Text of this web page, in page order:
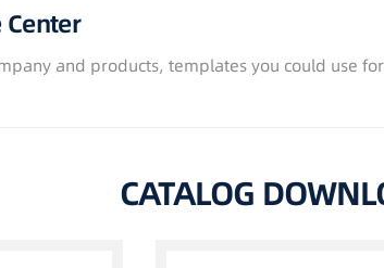
Center
and products, templates you could use
CATALOG